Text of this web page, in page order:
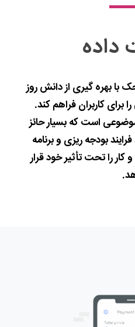
داده
با بهره گیری از دانش روز
برای کاربران فراهم کند.
است که بسیار حائز
بودجه ریزی و برنامه
را تحت تأثیر خود قرار